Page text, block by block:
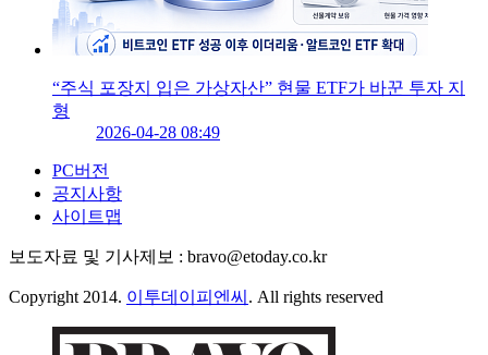
“주식 포장지 입은 가상자산” 현물 ETF가 바꾼 투자 지
형
2026-04-28 08:49
PC버전
공지사항
사이트맵
보도자료 및 기사제보 : bravo@etoday.co.kr
Copyright 2014. 이투데이피엔씨 . All rights reserved